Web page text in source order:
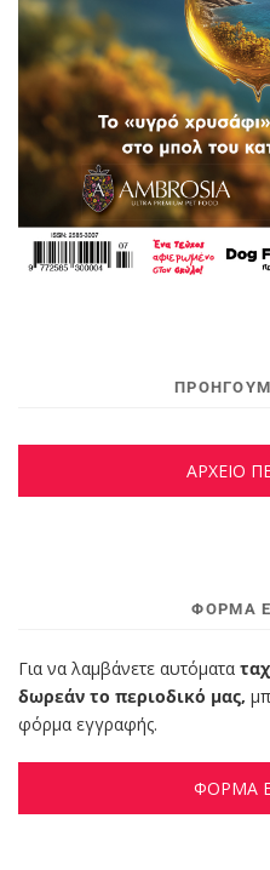
ΑΡΧΕΙΟ
ΦΌΡΜΑ
Για να λαμβάνετε αυτόματα
δωρεάν το περιοδικό μας,
φόρμα εγγραφής.
ΦΟΡΜΑ